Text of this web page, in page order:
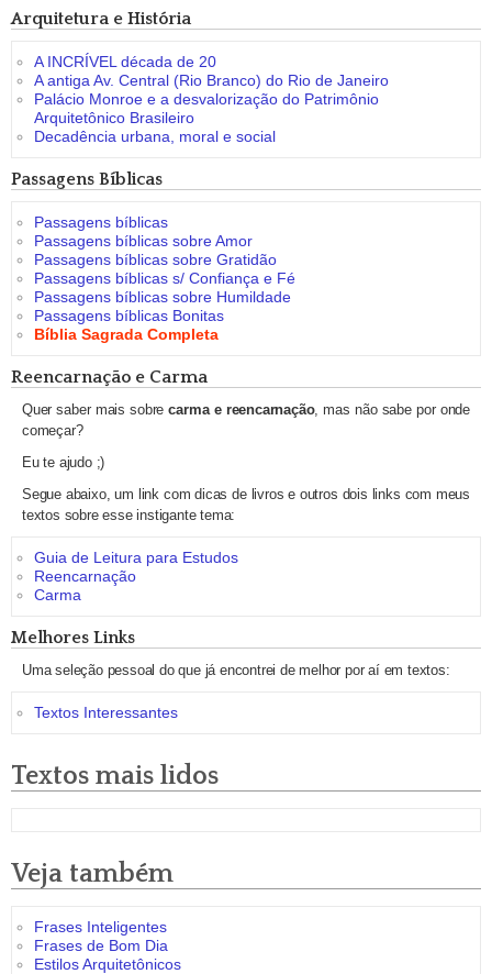
Arquitetura e História
A INCRÍVEL década de 20
A antiga Av. Central (Rio Branco) do Rio de Janeiro
Palácio Monroe e a desvalorização do Patrimônio
Arquitetônico Brasileiro
Decadência urbana, moral e social
Passagens Bíblicas
Passagens bíblicas
Passagens bíblicas sobre Amor
Passagens bíblicas sobre Gratidão
Passagens bíblicas s/ Confiança e Fé
Passagens bíblicas sobre Humildade
Passagens bíblicas Bonitas
Bíblia Sagrada Completa
Reencarnação e Carma
Quer saber mais sobrecarma e reencarnação, mas não sabe por onde
começar?
Eu te ajudo ;)
Segue abaixo, um link com dicas de livros e outros dois links com meus
textos sobre esse instigante tema:
Guia de Leitura para Estudos
Reencarnação
Carma
Melhores Links
Uma seleção pessoal do que já encontrei de melhor por aí em textos:
Textos Interessantes
Textos mais lidos
Veja também
Frases Inteligentes
Frases de Bom Dia
Estilos Arquitetônicos